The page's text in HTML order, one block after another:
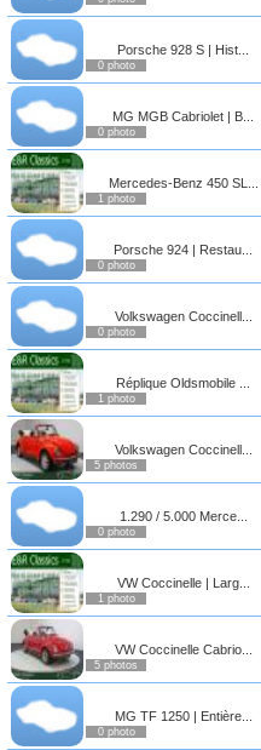
Porsche 928 S | Hist...
0 photo
MG MGB Cabriolet | B...
0 photo
Mercedes-Benz 450 SL...
1 photo
Porsche 924 | Restau...
0 photo
Volkswagen Coccinell...
0 photo
Réplique Oldsmobile ...
1 photo
Volkswagen Coccinell...
5 photos
1.290 / 5.000 Merce...
0 photo
VW Coccinelle | Larg...
1 photo
VW Coccinelle Cabrio...
5 photos
MG TF 1250 | Entière...
0 photo